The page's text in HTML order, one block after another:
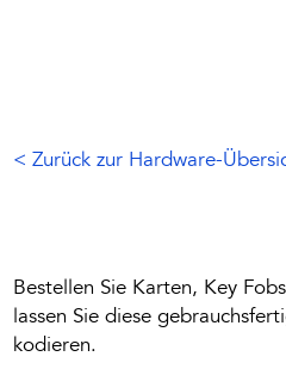
< Zurück zur Hardware-
Bestellen Sie Karten, Key
lassen Sie diese
kodieren.